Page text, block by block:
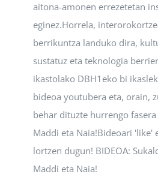
aitona-amonen errezetetan
eginez.Horrela,
berrikuntza landuko dira,
sustatuz eta teknologia
ikastolako DBH1eko bi
bideoa youtubera eta, orain,
behar dituzte hurrengo fasera
Maddi eta Naia!Bideoari 'like'
lortzen dugun! BIDEOA:
Maddi eta Naia!